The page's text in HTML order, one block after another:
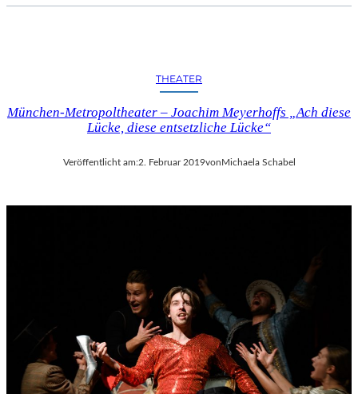
THEATER
München-Metropoltheater – Joachim Meyerhoffs „Ach diese
Lücke, diese entsetzliche Lücke“
Veröffentlicht am:2. Februar 2019vonMichaela Schabel